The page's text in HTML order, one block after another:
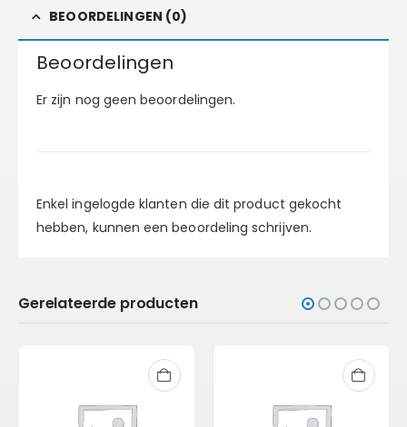
BEOORDELINGEN (0)
Beoordelingen
Er zijn nog geen beoordelingen.
Enkel ingelogde klanten die dit product gekocht
hebben, kunnen een beoordeling schrijven.
Gerelateerde producten